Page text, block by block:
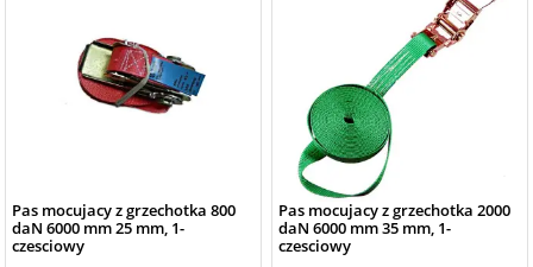
Pas mocujacy z grzechotka 800
daN 6000 mm 25 mm, 1-
czesciowy
Pas mocujacy z grzechotka 2000
daN 6000 mm 35 mm, 1-
czesciowy